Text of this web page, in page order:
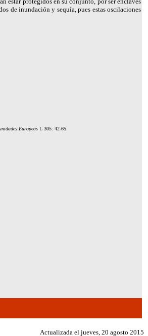
de inundación y sequía, pues estas oscilaciones
Europeas L 305: 42-65.
Actualizada el jueves, 20 agosto 2015